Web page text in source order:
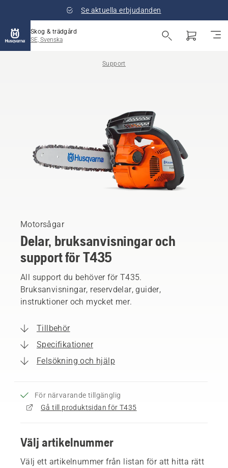
Se aktuella erbjudanden
Skog & trädgård
SE, Svenska
Support
Motorsågar
Delar, bruksanvisningar och
support för T435
All support du behöver för T435.
Bruksanvisningar, reservdelar, guider,
instruktioner och mycket mer.
Tillbehör
Specifikationer
Felsökning och hjälp
För närvarande tillgänglig
Gå till produktsidan för T435
Välj artikelnummer
Välj ett artikelnummer från listan för att hitta rätt